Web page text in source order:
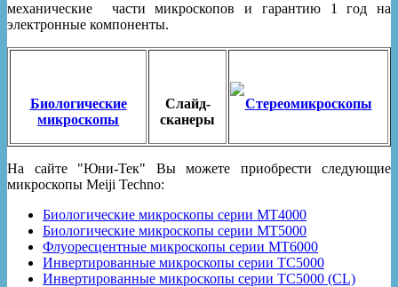
механические части микроскопов и гарантию 1 год на
электронные компоненты.
Биологические
микроскопы
Слайд-
сканеры
Стереомикроскопы
На сайте "Юни-Тек" Вы можете приобрести следующие
микроскопы Meiji Techno:
Биологические микроскопы серии MT4000
Биологические микроскопы серии MT5000
Флуоресцентные микроскопы серии MT6000
Инвертированные микроскопы серии TC5000
Инвертированные микроскопы серии ТС5000 (CL)